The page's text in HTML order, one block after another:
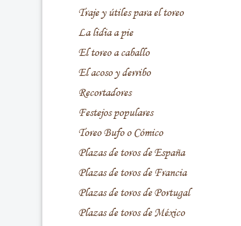
Traje y útiles para el toreo
La lidia a pie
El toreo a caballo
El acoso y derribo
Recortadores
Festejos populares
Toreo Bufo o Cómico
Plazas de toros de España
Plazas de toros de Francia
Plazas de toros de Portugal
Plazas de toros de México